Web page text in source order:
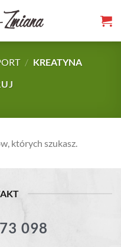
/ KREATYNA
których szukasz.
098